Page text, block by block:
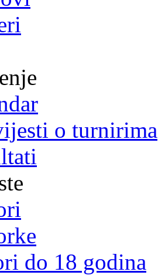
o turnirima
do 18 godina